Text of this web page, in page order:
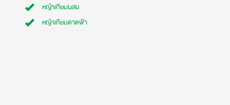
หญ้าเทียมผสม
หญ้าเทียมดาดฟ้า